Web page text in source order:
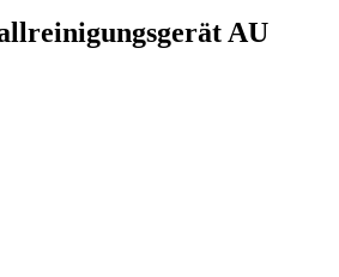
AU